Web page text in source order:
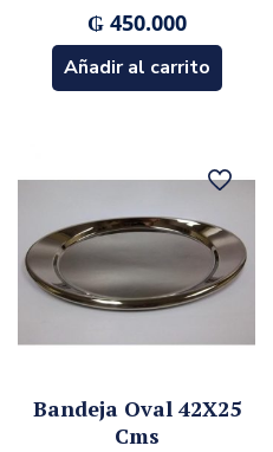
₲450.000
Añadir al carrito
Bandeja Oval 42X25
Cms